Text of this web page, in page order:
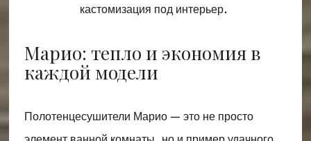
кастомизация под интерьер.
Марио: тепло и экономия в
каждой модели
Полотенцесушители Марио — это не просто